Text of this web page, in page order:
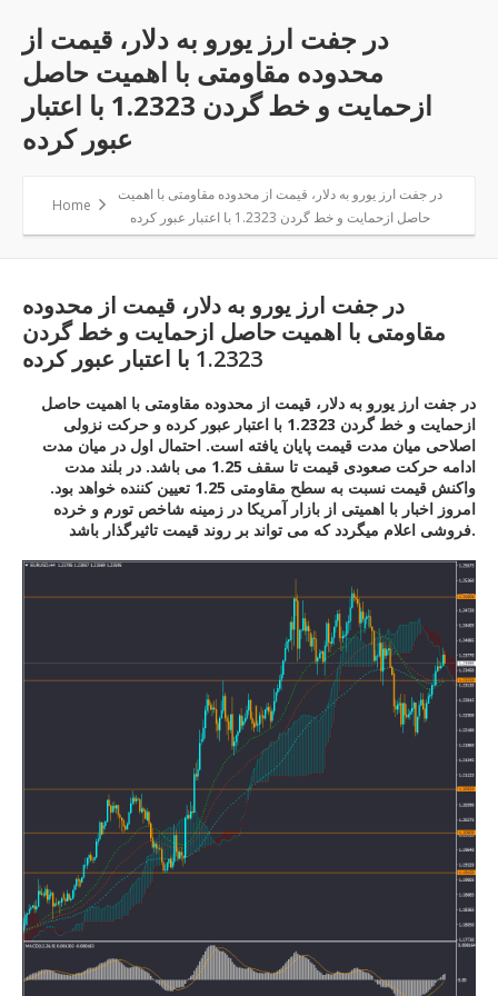
در جفت ارز یورو به دلار، قیمت از
محدوده مقاومتی با اهمیت حاصل
ازحمایت و خط گردن 1.2323 با اعتبار
عبور کرده
Home
در جفت ارز یورو به دلار، قیمت از محدوده مقاومتی با اهمیت
حاصل ازحمایت و خط گردن 1.2323 با اعتبار عبور کرده
در جفت ارز یورو به دلار، قیمت از محدوده
مقاومتی با اهمیت حاصل ازحمایت و خط گردن
1.2323 با اعتبار عبور کرده
در جفت ارز یورو به دلار، قیمت از محدوده مقاومتی با اهمیت حاصل
ازحمایت و خط گردن 1.2323 با اعتبار عبور کرده و حرکت نزولی
اصلاحی میان مدت قیمت پایان یافته است. احتمال اول در میان مدت
ادامه حرکت صعودی قیمت تا سقف 1.25 می باشد. در بلند مدت
واکنش قیمت نسبت به سطح مقاومتی 1.25 تعیین کننده خواهد بود.
امروز اخبار با اهمیتی از بازار آمریکا در زمینه شاخص تورم و خرده
فروشی اعلام میگردد که می تواند بر روند قیمت تاثیرگذار باشد.